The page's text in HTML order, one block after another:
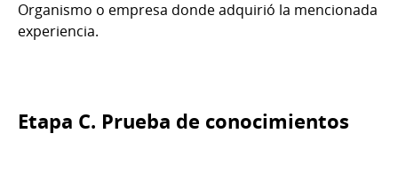
Organismo o empresa donde adquirió la mencionada
experiencia.
Etapa C. Prueba de conocimientos